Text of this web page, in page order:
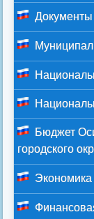
Документы
Бюджет
городского
Экономика